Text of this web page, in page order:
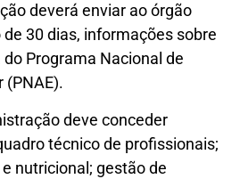
deverá enviar ao órgão
30 dias, informações sobre
Programa Nacional de
(PNAE).
deve conceder
técnico de profissionais;
nutricional; gestão de